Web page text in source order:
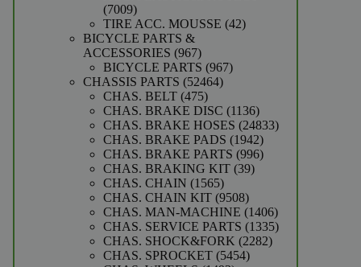
70097009
producten
TIRE ACC. MOUSSE 4242
BICYCLE PARTS &
ACCESSORIES 967967
producten
BICYCLE PARTS 967967
CHASSIS PARTS 5246452464
CHAS. BELT 475475
producten
CHAS. BRAKE DISC 11361136
producten
CHAS. BRAKE HOSES 2483324833
CHAS. BRAKE PADS 19421942
producten
CHAS. BRAKE PARTS 996996
CHAS. BRAKING KIT 3939
CHAS. CHAIN 15651565
producten
CHAS. CHAIN KIT 95089508
producten
CHAS. MAN-MACHINE 14061406
producten
CHAS. SERVICE PARTS 13351335
CHAS. SHOCK&FORK 22822282
CHAS. SPROCKET 54545454